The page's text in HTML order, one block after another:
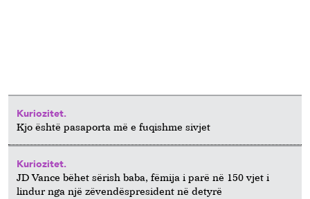
Kuriozitet.
Kjo është pasaporta më e fuqishme sivjet
Kuriozitet.
JD Vance bëhet sërish baba, fëmija i parë në 150 vjet i
lindur nga një zëvendëspresident në detyrë